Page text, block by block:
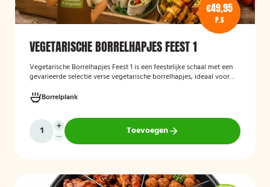
€49,95
P.S
VEGETARISCHE BORRELHAPJES FEEST 1
Vegetarische Borrelhapjes Feest 1 is een feestelijke schaal met een
gevarieerde selectie verse vegetarische borrelhapjes, ideaal voor
vers bereid en verzorgd gepresenteerd, zodat gasten kunnen
genieten van een smaakvolle en volledig vegetarische
borrelervaring.
Borrelplank
Toevoegen